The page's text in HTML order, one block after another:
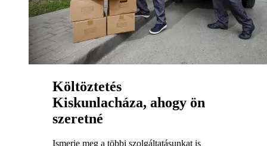
Költöztetés
Kiskunlacháza, ahogy ön
szeretné
Ismerje meg a többi szolgáltatásunkat is